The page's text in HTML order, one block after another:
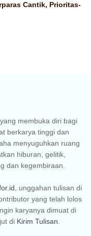
Cantik, Prioritas-
membuka diri bagi
berkarya tinggi dan
menyuguhkan ruang
hiburan, gelitik,
dan kegembiraan.
, unggahan tulisan di
yang telah lolos
karyanya dimuat di
di Kirim Tulisan